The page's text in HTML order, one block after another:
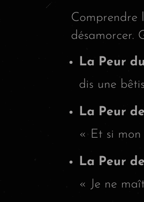
Comprendre
désamorcer.
La Peur
dis une
La Peur
« Et si mon
La Peur
« Je ne